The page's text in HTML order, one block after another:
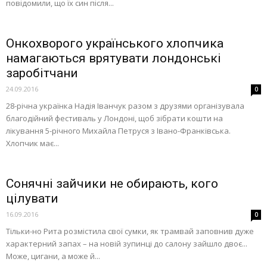
повідомили, що їх син після...
Онкохворого українського хлопчика
намагаються врятувати лондонські
заробітчани
24.09.2016 0
28-річна українка Надія Іванчук разом з друзями організувала
благодійний фестиваль у Лондоні, щоб зібрати кошти на
лікування 5-річного Михайла Петруся з Івано-Франківська.
Хлопчик має...
Сонячні зайчики не обирають, кого
цілувати
16.09.2016 0
Тільки-но Рита розмістила свої сумки, як трамвай заповнив дуже
характерний запах – на новій зупинці до салону зайшло двоє...
Може, цигани, а може й...